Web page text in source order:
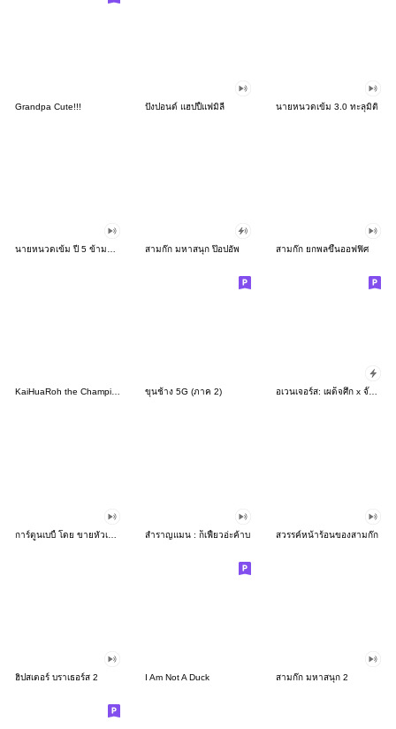
Grandpa Cute!!! ปังปอนด์ แฮปปี้แฟมิลี่ นายหนวดเข้ม 3.0 ทะลุมิติ
สามก๊ก มหาสนุก ป๊อปอัพ สามก๊ก ยกพลขึ้นออฟฟิศ
KaiHuaRoh the Champion ขุนช้าง 5G (ภาค 2) อเวนเจอร์ส: เผด็จศึก x จั๊มบุกก้า
สำราญแมน : ก็เฟี้ยวอ่ะค้าบ สวรรค์หน้าร้อนของสามก๊ก
ฮิปสเตอร์ บราเธอร์ส 2 I Am Not A Duck สามก๊ก มหาสนุก 2